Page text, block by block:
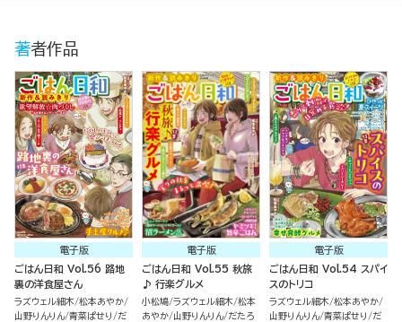
著者作品
電子版
ごはん日和 Vol.56 路地
裏の洋食屋さん
ラズウェル細木 松本あやか
山野りんりん 青菜ぱせり だ
電子版
ごはん日和 Vol.55 秋旅
♪ 行楽グルメ
小松鳩 ラズウェル細木 松本
あやか 山野りんりん だたろ
電子版
ごはん日和 Vol.54 スパイ
スのトリコ
ラズウェル細木 松本あやか
山野りんりん 青菜ぱせり だ